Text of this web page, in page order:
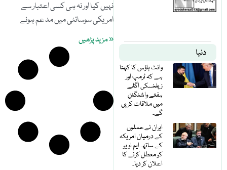
دنیا
وائٹ ہاؤس کا کہنا
ہے کہ ٹرمپ اور
زیلنسکی اگلے
ہفتے واشنگٹن
میں ملاقات کریں
گے۔
ایران نے حملوں
کے درمیان امریکہ
کے ساتھ ایم او یو
کو معطل کرنے کا
اعلان کر دیا۔
نہیں کیا اور نہ ہی کسی اعتبار سے
امریکی سوسائٹی میں مد عم ہونے
« مزید پڑھیں